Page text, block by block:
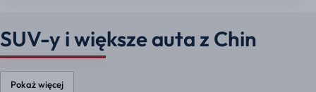
SUV-y i większe auta z Chin
Pokaż więcej